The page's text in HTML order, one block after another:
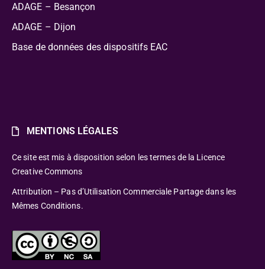
ADAGE – Besançon
ADAGE – Dijon
Base de données des dispositifs EAC
MENTIONS LÉGALES
Ce site est mis à disposition selon les termes de la Licence
Creative Commons
Attribution – Pas d’Utilisation Commerciale Partage dans les
Mêmes Conditions.